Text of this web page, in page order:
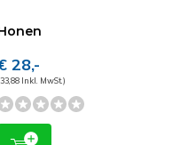
28,-
Inkl. MwSt.)